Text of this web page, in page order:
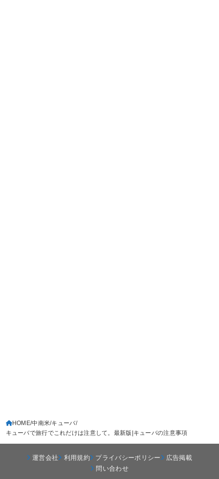
HOME 中南米 キューバ
キューバで旅行でこれだけは注意して。最新版|キューバの注意事項
運営会社 利用規約 プライバシーポリシー
広告掲載
問い合わせ